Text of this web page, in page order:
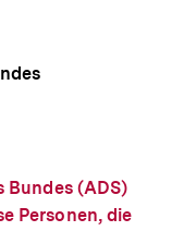
Bundes (ADS)
Personen, die